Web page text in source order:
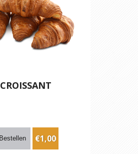
CROISSANT
€1,00